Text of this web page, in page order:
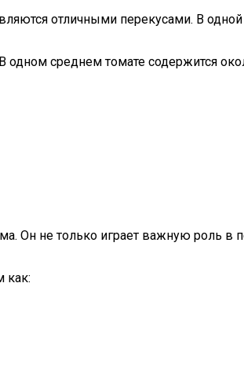
отличными перекусами. В
среднем томате содержится
Он не только играет важную роль в
как: